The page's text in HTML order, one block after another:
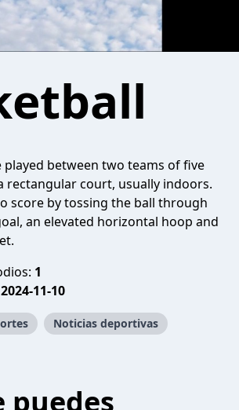
played between two teams of five
rectangular court, usually indoors.
score by tossing the ball through
an elevated horizontal hoop and
1
2024-11-10
Noticias deportivas
puedes